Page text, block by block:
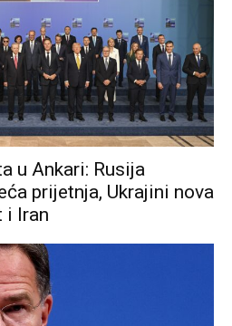
u Ankari: Rusija
prijetnja, Ukrajini nova
i Iran